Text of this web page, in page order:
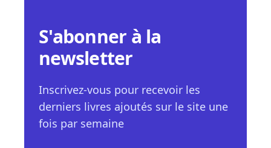
S'abonner à la
newsletter
Inscrivez-vous pour recevoir les
derniers livres ajoutés sur le site une
fois par semaine